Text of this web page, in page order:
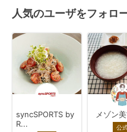
人気のユーザをフォロ
syncSPORTS by
R...
メゾン
公